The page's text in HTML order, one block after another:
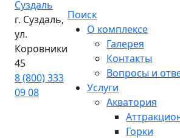
г. Суздаль,
ул.
Коровники
45
8 (800) 333
09 08
Поиск
О комплексе
Галерея
Контакты
Вопросы и
Услуги
Акватория
Горки